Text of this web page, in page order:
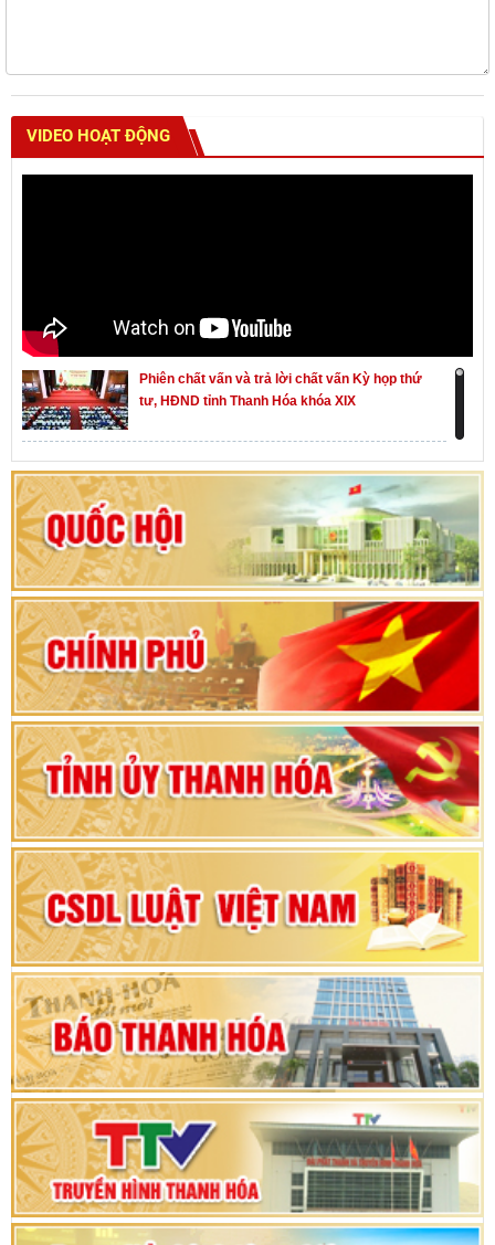
VIDEO HOẠT ĐỘNG
Phiên chất vấn và trả lời chất vấn Kỳ họp thứ
tư, HĐND tỉnh Thanh Hóa khóa XIX
Khai mạc kỳ họp thứ Nhất, Quốc hội khóa XVI
Hướng dẫn quy trình bỏ phiếu bầu cử ĐBQH
khoá XVI và đại biểu HĐND các cấp nhiệm kỳ
2026-2031
80 năm Quốc hội Việt Nam: vì lợi ích Nhân dân,
vì sự phát triển của đất nước
Bộ Chính trị duyệt nội dung Đại hội đại biểu
Đảng bộ tỉnh Thanh Hóa lần thứ XX, nhiệm kỳ
2025 - 2030
Đại hội đại biểu Đảng bộ xã Yên Thọ lần thứ I,
nhiệm kỳ 2025 – 2030
Đại hội Đảng bộ xã Yên Ninh lần thứ nhất,
nhiệm kỳ 2025 - 2030
Khai mạc Kỳ họp bất thường lần thứ 9, Quốc
hội khóa XV
Phiên thảo luận Kỳ họp thứ 24, HĐND tỉnh
Thanh Hóa khóa XVIII, nhiệm kỳ 2021 - 2026
Bế mạc Kỳ họp thứ hai bốn, Hội đồng nhân dân
tỉnh khoá XVIII